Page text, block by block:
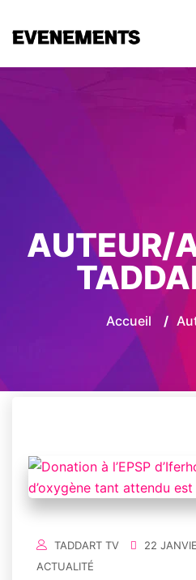
AUTEUR/
Accueil /
TADDART TV
22
ACTUALITÉ